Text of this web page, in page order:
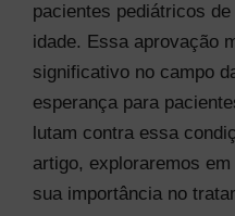
pacientes pediátricos
idade. Essa aprovação
significativo no campo
esperança para
lutam contra essa
artigo, exploraremos
sua importância no